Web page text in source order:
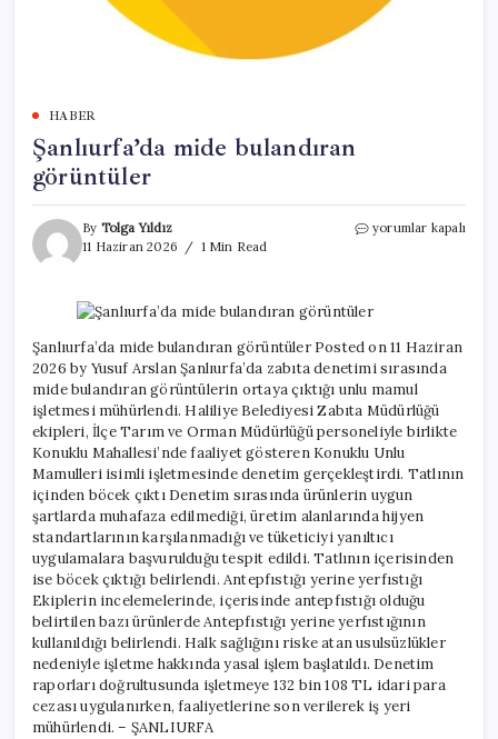
HABER
Şanlıurfa’da mide bulandıran
görüntüler
By Tolga Yıldız
11 Haziran 2026
1 Min Read
Şanlıurfa’da
yorumlar kapalı
Şanlıurfa’da mide bulandıran görüntüler Posted on 11 Haziran
2026 by Yusuf Arslan Şanlıurfa’da zabıta denetimi sırasında
mide bulandıran görüntülerin ortaya çıktığı unlu mamul
işletmesi mühürlendi. Haliliye Belediyesi Zabıta Müdürlüğü
ekipleri, İlçe Tarım ve Orman Müdürlüğü personeliyle birlikte
Konuklu Mahallesi’nde faaliyet gösteren Konuklu Unlu
Mamulleri isimli işletmesinde denetim gerçekleştirdi. Tatlının
içinden böcek çıktı Denetim sırasında ürünlerin uygun
şartlarda muhafaza edilmediği, üretim alanlarında hijyen
standartlarının karşılanmadığı ve tüketiciyi yanıltıcı
uygulamalara başvurulduğu tespit edildi. Tatlının içerisinden
ise böcek çıktığı belirlendi. Antepfıstığı yerine yerfıstığı
Ekiplerin incelemelerinde, içerisinde antepfıstığı olduğu
belirtilen bazı ürünlerde Antepfıstığı yerine yerfıstığının
kullanıldığı belirlendi. Halk sağlığını riske atan usulsüzlükler
nedeniyle işletme hakkında yasal işlem başlatıldı. Denetim
raporları doğrultusunda işletmeye 132 bin 108 TL idari para
cezası uygulanırken, faaliyetlerine son verilerek iş yeri
mühürlendi. – ŞANLIURFA